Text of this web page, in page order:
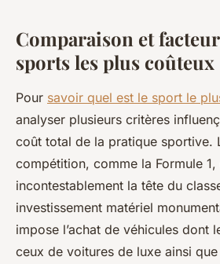
Comparaison et
sports les plus coûteux
Pour savoir quel est le sport le
analyser plusieurs critères
coût total de la pratique sportive.
compétition, comme la Formule
incontestablement la tête du
investissement matériel
impose l’achat de véhicules dont
ceux de voitures de luxe ainsi